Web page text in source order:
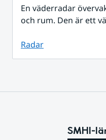
En väderradar
och rum. Den är ett
Radar
SMHI-